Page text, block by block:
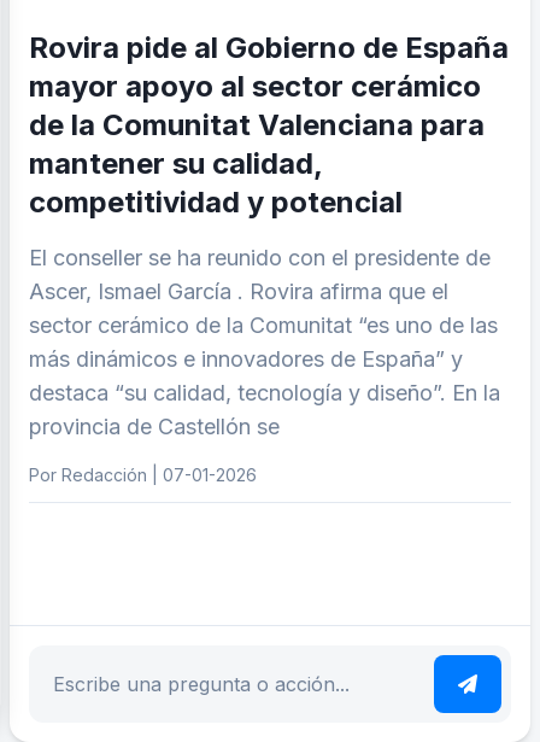
Rovira pide al Gobierno de España
mayor apoyo al sector cerámico
de la Comunitat Valenciana para
mantener su calidad,
competitividad y potencial
El conseller se ha reunido con el presidente de
Ascer, Ismael García . Rovira afirma que el
sector cerámico de la Comunitat “es uno de las
más dinámicos e innovadores de España” y
destaca “su calidad, tecnología y diseño”. En la
provincia de Castellón se
Por Redacción | 07-01-2026
Escribe tu pregunta